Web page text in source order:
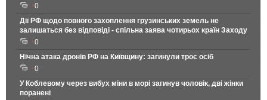
0
Дії РФ щодо повного захоплення грузинських земель не
залишаться без відповіді - спільна заява чотирьох країн Заходу
0
Нічна атака дронів РФ на Київщину: загинули троє осіб
0
У Коблевому через вибух міни в морі загинув чоловік, дві жінки
поранені